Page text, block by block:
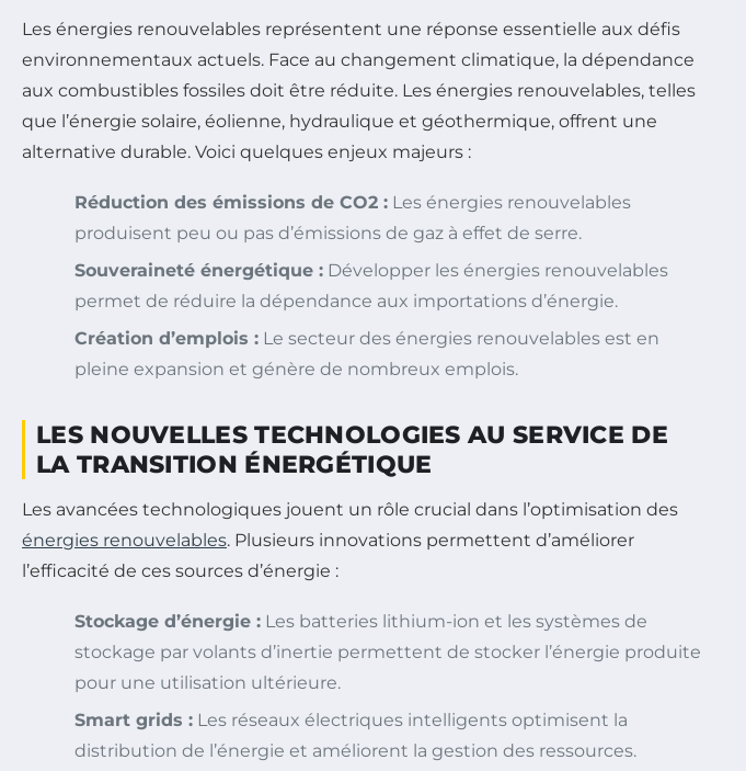
Les énergies renouvelables représentent une réponse essentielle aux défis
environnementaux actuels. Face au changement climatique, la dépendance
aux combustibles fossiles doit être réduite. Les énergies renouvelables, telles
que l’énergie solaire, éolienne, hydraulique et géothermique, offrent une
alternative durable. Voici quelques enjeux majeurs :
Réduction des émissions de CO2 : Les énergies renouvelables
produisent peu ou pas d’émissions de gaz à effet de serre.
Souveraineté énergétique : Développer les énergies renouvelables
permet de réduire la dépendance aux importations d’énergie.
Création d’emplois : Le secteur des énergies renouvelables est en
pleine expansion et génère de nombreux emplois.
LES NOUVELLES TECHNOLOGIES AU SERVICE DE
LA TRANSITION ÉNERGÉTIQUE
Les avancées technologiques jouent un rôle crucial dans l’optimisation des
énergies renouvelables. Plusieurs innovations permettent d’améliorer
l’efficacité de ces sources d’énergie :
Stockage d’énergie : Les batteries lithium-ion et les systèmes de
stockage par volants d’inertie permettent de stocker l’énergie produite
pour une utilisation ultérieure.
Smart grids : Les réseaux électriques intelligents optimisent la
distribution de l’énergie et améliorent la gestion des ressources.